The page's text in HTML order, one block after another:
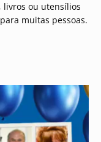
livros ou utensílios
muitas pessoas.